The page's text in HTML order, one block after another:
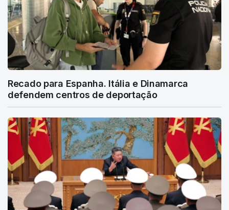
Recado para Espanha. Itália e Dinamarca
defendem centros de deportação